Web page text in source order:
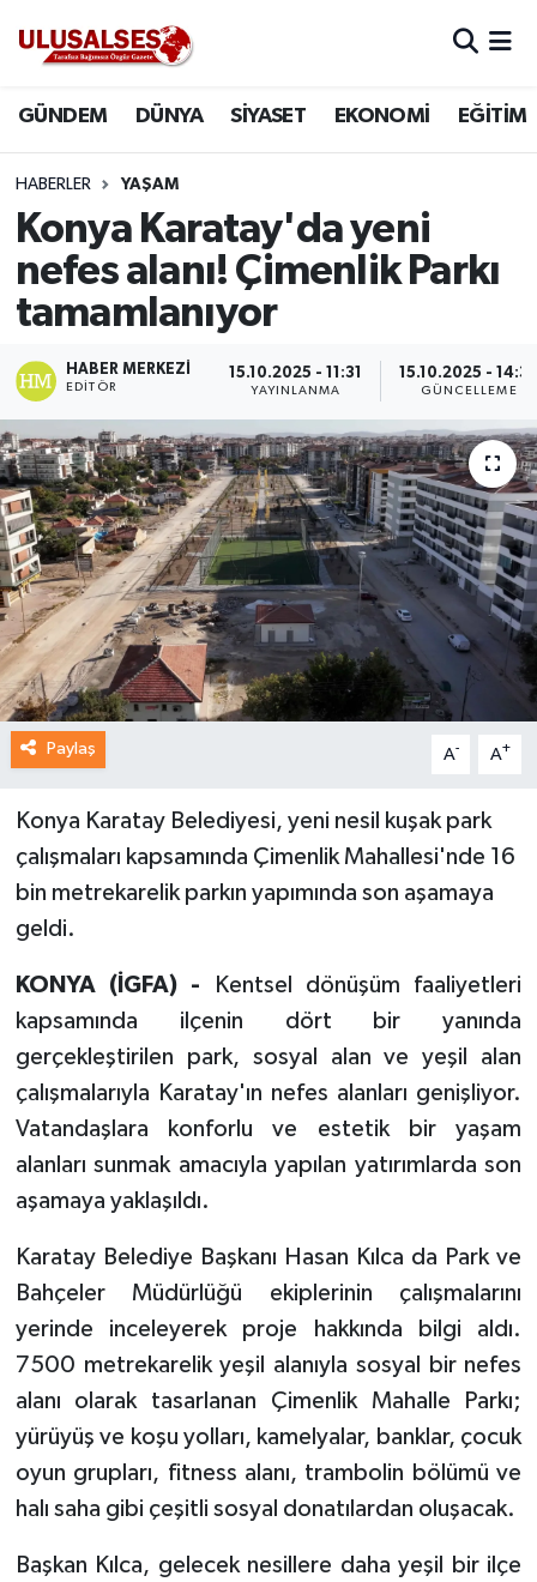
GÜNDEM DÜNYA SİYASET EKONOMİ EĞİTİM
HABERLER YAŞAM
Konya Karatay'da yeni
nefes alanı! Çimenlik Parkı
tamamlanıyor
HABER MERKEZI
EDITÖR
15.10.2025 - 11:31
YAYINLANMA
15.10.2025 -
GÜNCELLEME
Paylaş A- A+
Konya Karatay Belediyesi, yeni nesil kuşak park
çalışmaları kapsamında Çimenlik Mahallesi'nde 16
bin metrekarelik parkın yapımında son aşamaya
geldi.
KONYA (İGFA) -
Kentsel dönüşüm faaliyetleri
kapsamında ilçenin dört bir yanında
gerçekleştirilen park, sosyal alan ve yeşil alan
çalışmalarıyla Karatay'ın nefes alanları genişliyor.
Vatandaşlara konforlu ve estetik bir yaşam
alanları sunmak amacıyla yapılan yatırımlarda son
aşamaya yaklaşıldı.
Karatay Belediye Başkanı Hasan Kılca da Park ve
Bahçeler Müdürlüğü ekiplerinin çalışmalarını
yerinde inceleyerek proje hakkında bilgi aldı.
7500 metrekarelik yeşil alanıyla sosyal bir nefes
alanı olarak tasarlanan Çimenlik Mahalle Parkı;
yürüyüş ve koşu yolları, kamelyalar, banklar, çocuk
oyun grupları, fitness alanı, trambolin bölümü ve
halı saha gibi çeşitli sosyal donatılardan oluşacak.
Başkan Kılca, gelecek nesillere daha yeşil bir ilçe
DÜNYA
SİYASET
EKONOMİ
SAĞLIK
MAGAZİN
SPOR
Trafik Durumu
Süper Lig Puan Durumu ve Fikstür
Tüm Manşetler
Son Dakika Haberleri
Haber Arşivi